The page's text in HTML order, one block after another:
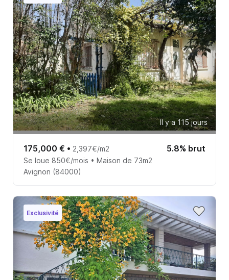
Il y a 115 jours
175,000 € • 2,397€/m2 5.8% brut
Se loue 850€/mois • Maison de 73m2
Avignon (84000)
Exclusivité